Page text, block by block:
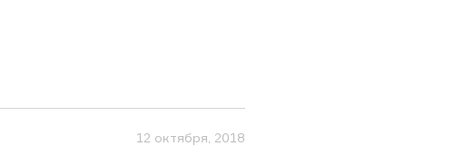
12 октября, 2018